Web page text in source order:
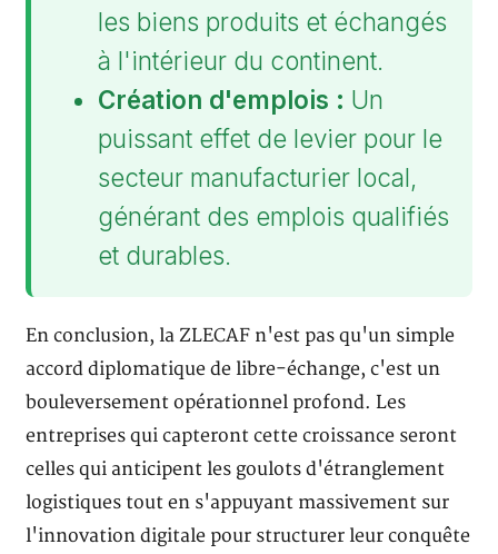
les biens produits et échangés
à l'intérieur du continent.
Création d'emplois : Un
puissant effet de levier pour le
secteur manufacturier local,
générant des emplois qualifiés
et durables.
En conclusion, la ZLECAF n'est pas qu'un simple
accord diplomatique de libre-échange, c'est un
bouleversement opérationnel profond. Les
entreprises qui capteront cette croissance seront
celles qui anticipent les goulots d'étranglement
logistiques tout en s'appuyant massivement sur
l'innovation digitale pour structurer leur conquête